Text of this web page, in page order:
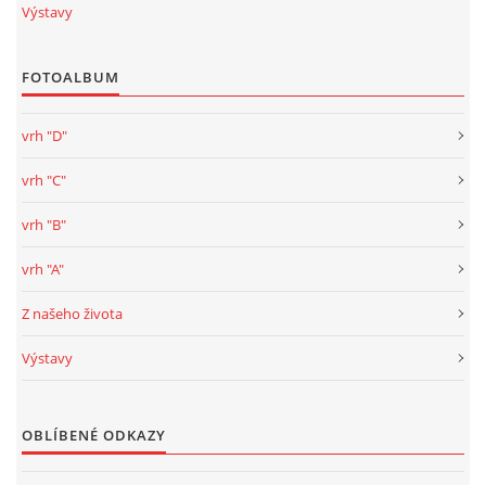
Výstavy
FOTOALBUM
vrh "D"
vrh "C"
vrh "B"
vrh "A"
Z našeho života
Výstavy
OBLÍBENÉ ODKAZY